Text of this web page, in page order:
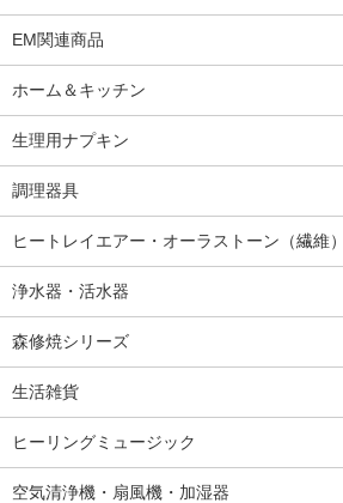
EM関連商品
ホーム＆キッチン
生理用ナプキン
調理器具
ヒートレイエアー・オーラストーン（繊維
浄水器・活水器
森修焼シリーズ
生活雑貨
ヒーリングミュージック
空気清浄機・扇風機・加湿器